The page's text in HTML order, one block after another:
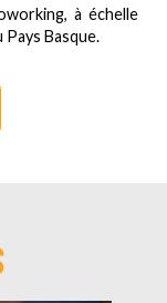
à échelle
Basque.